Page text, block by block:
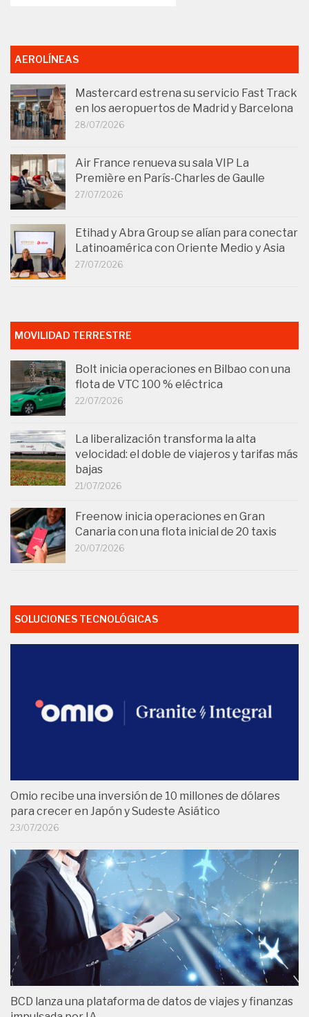
AEROLÍNEAS
Mastercard estrena su servicio Fast Track
en los aeropuertos de Madrid y Barcelona
28/07/2026
Air France renueva su sala VIP La
Première en París-Charles de Gaulle
27/07/2026
Etihad y Abra Group se alían para conectar
Latinoamérica con Oriente Medio y Asia
27/07/2026
MOVILIDAD TERRESTRE
Bolt inicia operaciones en Bilbao con una
flota de VTC 100 % eléctrica
22/07/2026
La liberalización transforma la alta
velocidad: el doble de viajeros y tarifas más
bajas
21/07/2026
Freenow inicia operaciones en Gran
Canaria con una flota inicial de 20 taxis
20/07/2026
SOLUCIONES TECNOLÓGICAS
Omio recibe una inversión de 10 millones de dólares
para crecer en Japón y Sudeste Asiático
23/07/2026
BCD lanza una plataforma de datos de viajes y finanzas